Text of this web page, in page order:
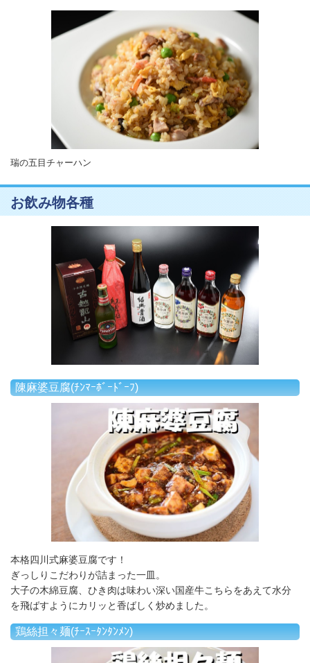
瑞の五目チャーハン
お飲み物各種
陳麻婆豆腐(ﾁﾝﾏｰﾎﾞｰﾄﾞｰﾌ)
本格四川式麻婆豆腐です！
ぎっしりこだわりが詰まった一皿。
大子の木綿豆腐、ひき肉は味わい深い国産牛こちらをあえて水分
を飛ばすようにカリッと香ばしく炒めました。
鶏絲担々麺(ﾁｰｽｰﾀﾝﾀﾝﾒﾝ)